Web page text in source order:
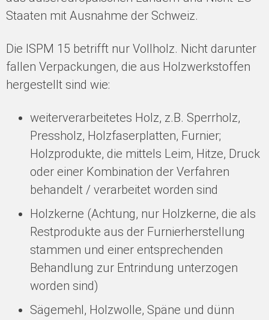
Staaten mit Ausnahme der Schweiz.
Die ISPM 15 betrifft nur Vollholz. Nicht darunter
fallen Verpackungen, die aus Holzwerkstoffen
hergestellt sind wie:
weiterverarbeitetes Holz, z.B. Sperrholz,
Pressholz, Holzfaserplatten, Furnier;
Holzprodukte, die mittels Leim, Hitze, Druck
oder einer Kombination der Verfahren
behandelt / verarbeitet worden sind
Holzkerne (Achtung, nur Holzkerne, die als
Restprodukte aus der Furnierherstellung
stammen und einer entsprechenden
Behandlung zur Entrindung unterzogen
worden sind)
Sägemehl, Holzwolle, Späne und dünn